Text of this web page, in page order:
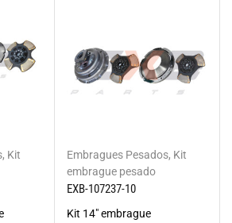
, Kit
Embragues Pesados, Kit
embrague pesado
EXB-107237-10
Kit 14" embrague